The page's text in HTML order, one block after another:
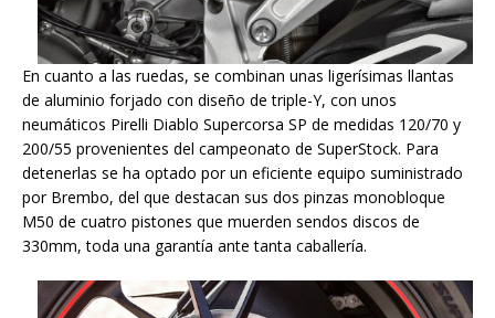
En cuanto a las ruedas, se combinan unas ligerísimas llantas
de aluminio forjado con diseño de triple-Y, con unos
neumáticos Pirelli Diablo Supercorsa SP de medidas 120/70 y
200/55 provenientes del campeonato de SuperStock. Para
detenerlas se ha optado por un eficiente equipo suministrado
por Brembo, del que destacan sus dos pinzas monobloque
M50 de cuatro pistones que muerden sendos discos de
330mm, toda una garantía ante tanta caballería.